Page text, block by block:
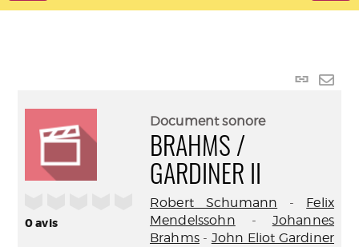
Lien
0avis
Document sonore
BRAHMS /
GARDINER II
Robert Schumann - Felix
Mendelssohn - Johannes
Brahms- John Eliot Gardiner